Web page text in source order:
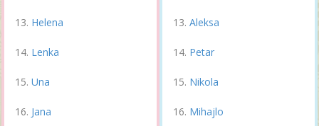
Helena
Lenka
Una
Jana
Aleksa
Petar
Nikola
Mihajlo